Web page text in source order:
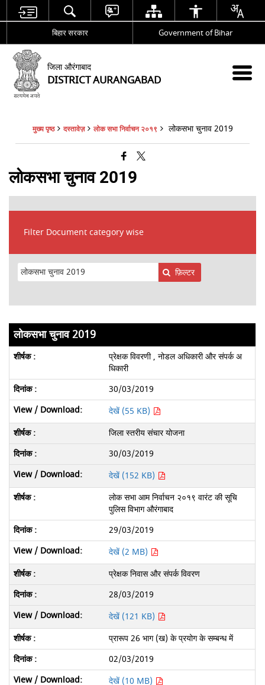
बिहार सरकार Government of Bihar
जिला औरंगाबाद
DISTRICT AURANGABAD
मुख्य पृष्ठ दस्तावेज़ लोक सभा निर्वाचन २०१९ लोकसभा चुनाव 2019
लोकसभा चुनाव 2019
Filter Document category wise
फ़िल्टर
लोकसभा चुनाव 2019
प्रेक्षक विवरणी , नोडल अधिकारी और संपर्क अ
धिकारी
30/03/2019
देखें (55 KB)
जिला स्तरीय संचार योजना
30/03/2019
देखें (152 KB)
लोक सभा आम निर्वाचन २०१९ वारंट की सूचि
पुलिस विभाग औरंगाबाद
29/03/2019
देखें (2 MB)
प्रेक्षक निवास और संपर्क विवरण
28/03/2019
देखें (121 KB)
प्रारूप 26 भाग (ख) के प्रयोग के सम्बन्ध में
02/03/2019
देखें (10 MB)